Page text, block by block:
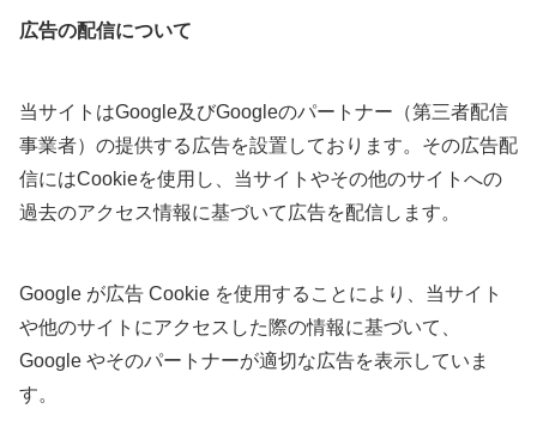
広告の配信について
当サイトはGoogle及びGoogleのパートナー（第三者配信
事業者）の提供する広告を設置しております。その広告配
信にはCookieを使用し、当サイトやその他のサイトへの
過去のアクセス情報に基づいて広告を配信します。
Google が広告 Cookie を使用することにより、当サイト
や他のサイトにアクセスした際の情報に基づいて、
Google やそのパートナーが適切な広告を表示していま
す。